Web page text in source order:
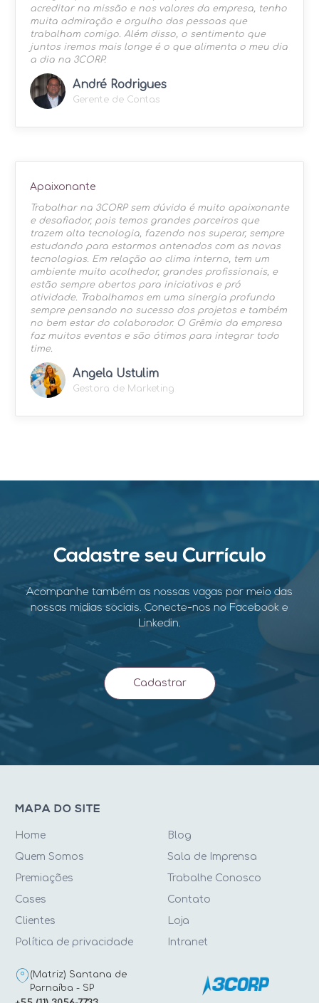
acreditar na missão e nos valores da empresa, tenho
muita admiração e orgulho das pessoas que
trabalham comigo. Além disso, o sentimento que
juntos iremos mais longe é o que alimenta o meu dia
a dia na 3CORP.
André Rodrigues
Gerente de Contas
Apaixonante
Trabalhar na 3CORP sem dúvida é muito apaixonante
e desafiador, pois temos grandes parceiros que
trazem alta tecnologia, fazendo nos superar, sempre
estudando para estarmos antenados com as novas
tecnologias. Em relação ao clima interno, tem um
ambiente muito acolhedor, grandes profissionais, e
estão sempre abertos para iniciativas e pró
atividade. Trabalhamos em uma sinergia profunda
sempre pensando no sucesso dos projetos e também
no bem estar do colaborador. O Grêmio da empresa
faz muitos eventos e são ótimos para integrar todo
time.
Angela Ustulim
Gestora de Marketing
Cadastre seu Currículo
Acompanhe também as nossas vagas por meio das
nossas mídias sociais. Conecte-nos no Facebook e
Linkedin.
Cadastrar
MAPA DO SITE
Home
Quem Somos
Premiações
Cases
Clientes
Política de privacidade
Blog
Sala de Imprensa
Trabalhe Conosco
Contato
Loja
Intranet
(Matriz) Santana de
Parnaíba - SP